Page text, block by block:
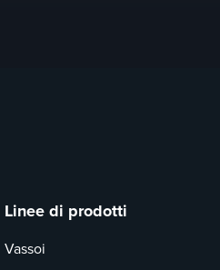
Linee di prodotti
Vassoi